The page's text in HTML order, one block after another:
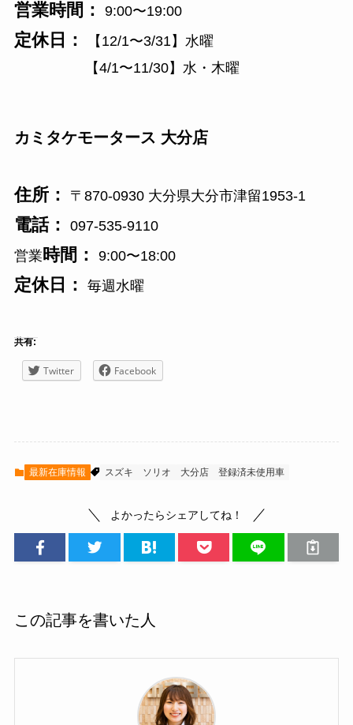
営業時間： 9:00〜19:00
定休日：
【12/1〜3/31】水曜
【4/1〜11/30】水・木曜
カミタケモータース 大分店
住所： 〒870-0930 大分県大分市津留1953-1
電話：
097-535-9110
営業 時間： 9:00〜18:00
定休日： 毎週水曜
共有:
Twitter Facebook
最新在庫情報 スズキ ソリオ 大分店 登録済未使用車
よかったらシェアしてね！
この記事を書いた人